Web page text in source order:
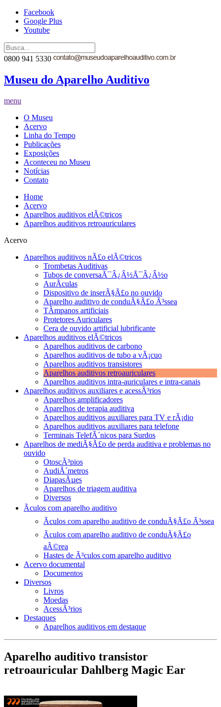
Facebook
Google Plus
Youtube
0800 941 5330
Museu do Aparelho Auditivo
menu
O Museu
Acervo
Linha do Tempo
Publicações
Exposições
Aconteceu no Museu
Notícias
Contato
Home
Acervo
Aparelhos auditivos elÃ©tricos
Aparelhos auditivos retroauriculares
Acervo
Aparelhos auditivos nÃ£o elÃ©tricos
Trombetas Auditivas
Tubos de conversaÃ¯Â¿Â½Ã¯Â¿Â½o
AurÃ­culas
Dispositivo de inserÃ§Ã£o no ouvido
Aparelho auditivo de conduÃ§Ã£o Ã³ssea
TÃ­mpanos artificiais
Protetores Auriculares
Cera de ouvido artificial lubrificante
Aparelhos auditivos elÃ©tricos
Aparelhos auditivos de carbono
Aparelhos auditivos de tubo a vÃ¡cuo
Aparelhos auditivos transistores
Aparelhos auditivos retroauriculares
Aparelhos auditivos intra-auriculares e intra-canais
Aparelhos auditivos auxiliares e acessÃ³rios
Aparelhos amplificadores
Aparelhos de terapia auditiva
Aparelhos auditivos auxiliares para TV e rÃ¡dio
Aparelhos auditivos auxiliares para telefone
Terminais TelefÃ´nicos para Surdos
Aparelhos de mediÃ§Ã£o de perda auditiva e problemas no
ouvido
OtoscÃ³pios
AudiÃ´metros
DiapasÃµes
Aparelhos de triagem auditiva
Diversos
Ãculos com aparelho auditivo
Ãculos com aparelho auditivo de conduÃ§Ã£o Ã³ssea
Ãculos com aparelho auditivo de conduÃ§Ã£o
aÃ©rea
Hastes de Ã³culos com aparelho auditivo
Acervo documental
Documentos
Diversos
Livros
Moedas
AcessÃ³rios
Destaques
Aparelhos auditivos em destaque
Aparelho auditivo transistor
retroauricular Dahlberg Magic Ear